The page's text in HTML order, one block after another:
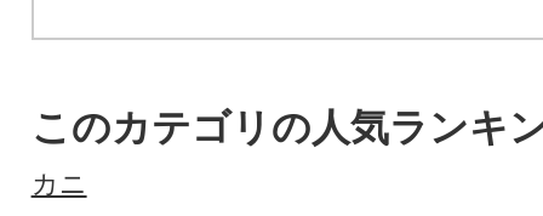
このカテゴリの人気ランキ
カニ